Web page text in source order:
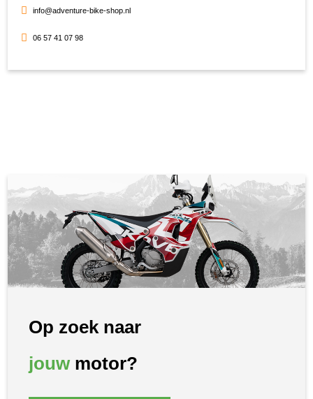
info@adventure-bike-shop.nl
06 57 41 07 98
Op zoek naar
jouwmotor?